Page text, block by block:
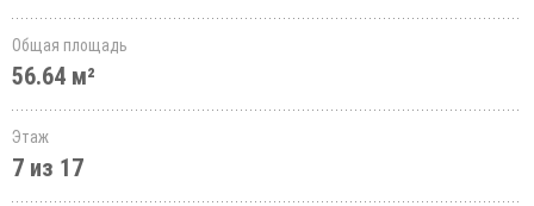
Общая площадь
56.64 м²
Этаж
7 из 17